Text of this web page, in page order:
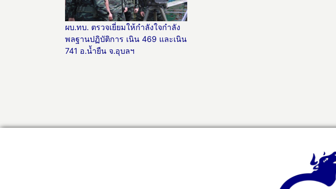
ผบ.ทบ. ตรวจเยี่ยมให้กำลังใจกำลัง
พลฐานปฏิบัติการ เนิน 469 และเนิน
741 อ.น้ำยืน จ.อุบลฯ